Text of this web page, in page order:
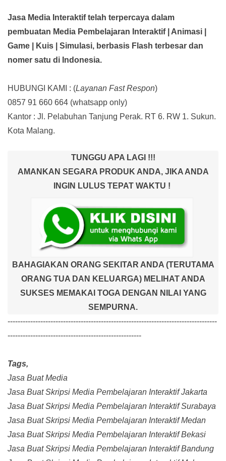
Jasa Media Interaktif telah terpercaya dalam
pembuatan Media Pembelajaran Interaktif| Animasi |
Game | Kuis | Simulasi, berbasis Flash terbesar dan
nomer satu di Indonesia.
HUBUNGI KAMI : (Layanan Fast Respon)
0857 91 660 664 (whatsapp only)
Kantor : Jl. Pelabuhan Tanjung Perak. RT 6. RW 1. Sukun.
Kota Malang.
TUNGGU APA LAGI !!!
AMANKAN SEGARA PRODUK ANDA, JIKA ANDA
INGIN LULUS TEPAT WAKTU !
BAHAGIAKAN ORANG SEKITAR ANDA (TERUTAMA
ORANG TUA DAN KELUARGA) MELIHAT ANDA
SUKSES MEMAKAI TOGA DENGAN NILAI YANG
SEMPURNA.
-----------------------------------------------------------------------------------
-----------------------------------------------------
Tags,
Jasa Buat Media
Jasa Buat Skripsi Media Pembelajaran Interaktif Jakarta
Jasa Buat Skripsi Media Pembelajaran Interaktif Surabaya
Jasa Buat Skripsi Media Pembelajaran Interaktif Medan
Jasa Buat Skripsi Media Pembelajaran Interaktif Bekasi
Jasa Buat Skripsi Media Pembelajaran Interaktif Bandung